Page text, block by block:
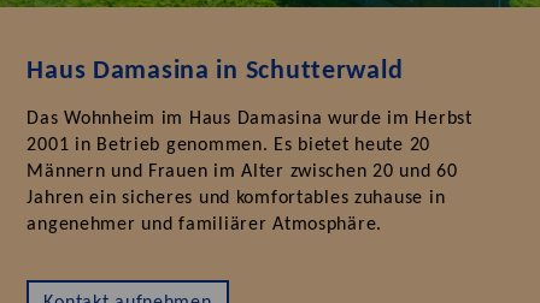
Haus Damasina in Schutterwald
Das Wohnheim im Haus Damasina wurde im Herbst
2001 in Betrieb genommen. Es bietet heute 20
Männern und Frauen im Alter zwischen 20 und 60
Jahren ein sicheres und komfortables zuhause in
angenehmer und familiärer Atmosphäre.